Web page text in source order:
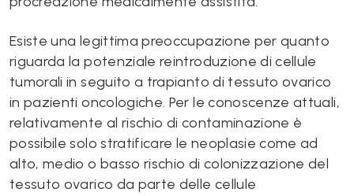
Esiste una legittima preoccupazione per quanto
riguarda la potenziale reintroduzione di cellule
tumorali in seguito a trapianto di tessuto ovarico
in pazienti oncologiche. Per le conoscenze attuali,
relativamente al rischio di contaminazione è
possibile solo stratificare le neoplasie come ad
alto, medio o basso rischio di colonizzazione del
tessuto ovarico da parte delle cellule